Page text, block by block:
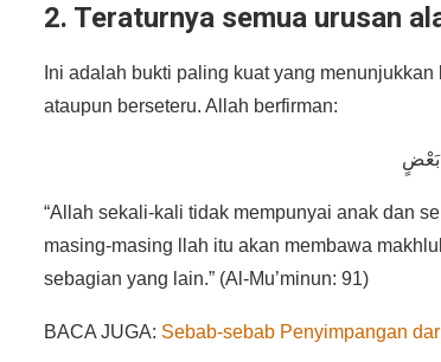
2. Teraturnya semua urusan
Ini adalah bukti paling kuat yang
ataupun berseteru. Allah berfirman:
“Allah sekali-kali tidak mempunyai anak dan
masing-masing llah itu akan membawa
sebagian yang lain.” (Al-Mu’minun: 91)
BACA JUGA: Sebab-sebab Penyimpangan